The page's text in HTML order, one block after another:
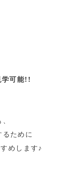
可能!!
ために
めします♪